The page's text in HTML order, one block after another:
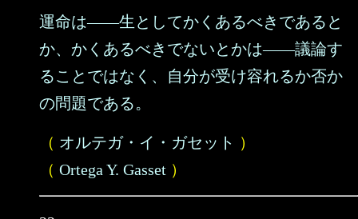
運命は――生としてかくあるべきであると
か、かくあるべきでないとかは――議論す
ることではなく、自分が受け容れるか否か
の問題である。
（ オルテガ・イ・ガセット ）
（ Ortega Y. Gasset ）